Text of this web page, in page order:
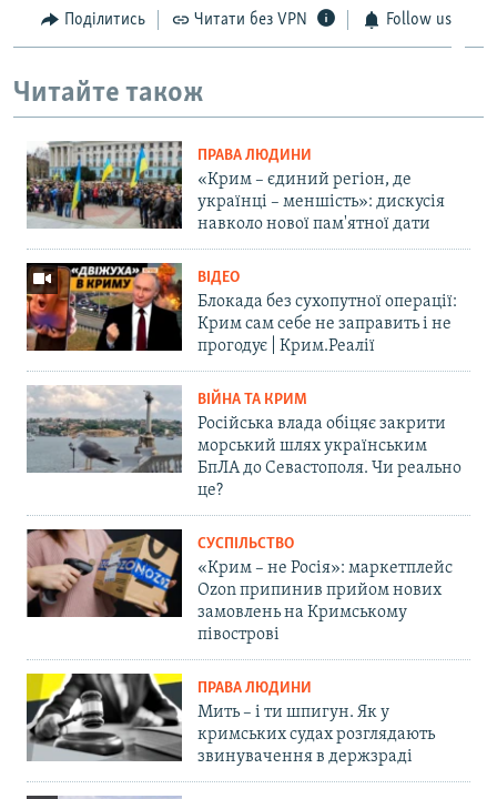
Поділитись Читати без VPN Follow us
Читайте також
ПРАВА ЛЮДИНИ
«Крим – єдиний регіон, де
українці – меншість»: дискусія
навколо нової пам'ятної дати
ВІДЕО
Блокада без сухопутної операції:
Крим сам себе не заправить і не
прогодує | Крим.Реалії
ВІЙНА ТА КРИМ
Російська влада обіцяє закрити
морський шлях українським
БпЛА до Севастополя. Чи реально
це?
СУСПІЛЬСТВО
«Крим – не Росія»: маркетплейс
Ozon припинив прийом нових
замовлень на Кримському
півострові
ПРАВА ЛЮДИНИ
Мить – і ти шпигун. Як у
кримських судах розглядають
звинувачення в держзраді